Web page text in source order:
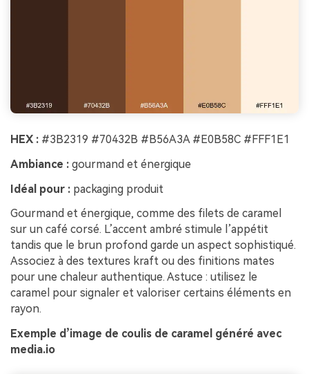
HEX : #3B2319 #70432B #B56A3A #E0B58C #FFF1E1
Ambiance : gourmand et énergique
Idéal pour : packaging produit
Gourmand et énergique, comme des filets de caramel
sur un café corsé. L’accent ambré stimule l’appétit
tandis que le brun profond garde un aspect sophistiqué.
Associez à des textures kraft ou des finitions mates
pour une chaleur authentique. Astuce : utilisez le
caramel pour signaler et valoriser certains éléments en
rayon.
Exemple d’image de coulis de caramel généré avec
media.io